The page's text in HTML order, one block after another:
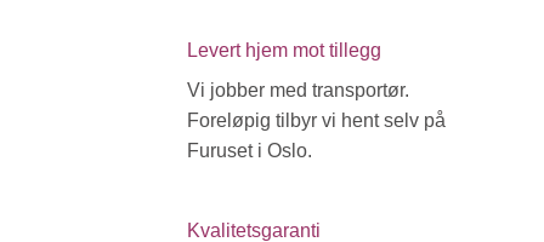
Levert hjem mot tillegg
Vi jobber med transportør.
Foreløpig tilbyr vi hent selv på
Furuset i Oslo.
Kvalitetsgaranti